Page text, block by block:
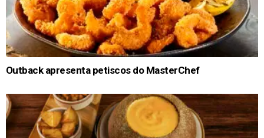
Outback apresenta petiscos do MasterChef